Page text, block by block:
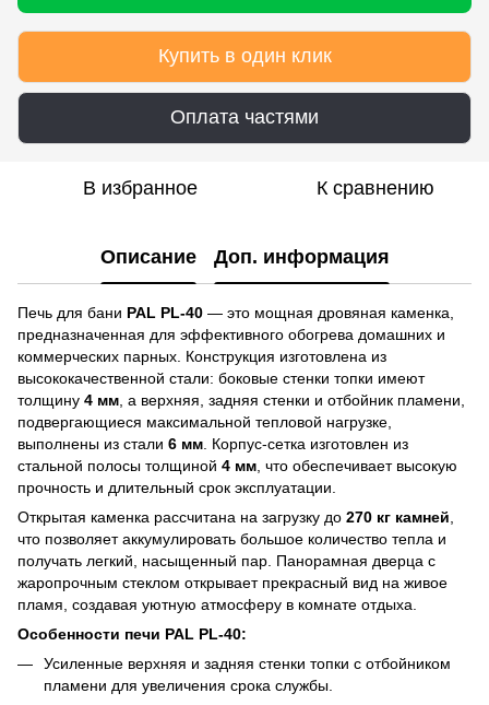
Купить в один клик
Оплата частями
В избранное К сравнению
Описание Доп. информация
Печь для бани PAL PL-40 — это мощная дровяная каменка,
предназначенная для эффективного обогрева домашних и
коммерческих парных. Конструкция изготовлена из
высококачественной стали: боковые стенки топки имеют
толщину 4 мм , а верхняя, задняя стенки и отбойник пламени,
подвергающиеся максимальной тепловой нагрузке,
выполнены из стали 6 мм . Корпус-сетка изготовлен из
стальной полосы толщиной 4 мм , что обеспечивает высокую
прочность и длительный срок эксплуатации.
Открытая каменка рассчитана на загрузку до 270 кг камней
что позволяет аккумулировать большое количество тепла и
получать легкий, насыщенный пар. Панорамная дверца с
жаропрочным стеклом открывает прекрасный вид на живое
пламя, создавая уютную атмосферу в комнате отдыха.
Особенности печи PAL PL-40:
Усиленные верхняя и задняя стенки топки с отбойником
пламени для увеличения срока службы.